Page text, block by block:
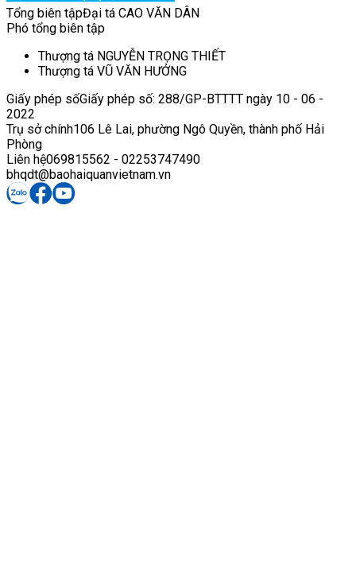
Tổng biên tậpĐại tá CAO VĂN DÂN
Phó tổng biên tập
Thượng tá NGUYỄN TRỌNG THIẾT
Thượng tá VŨ VĂN HƯỞNG
Giấy phép sốGiấy phép số: 288/GP-BTTTT ngày 10 - 06 -
2022
Trụ sở chính106 Lê Lai, phường Ngô Quyền, thành phố Hải
Phòng
Liên hệ069815562 - 02253747490
bhqdt@baohaiquanvietnam.vn